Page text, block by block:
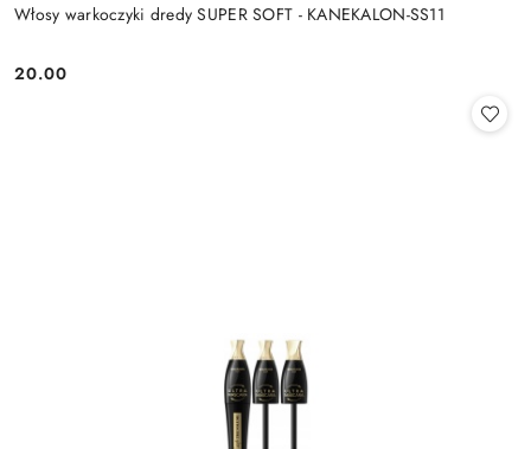
Włosy warkoczyki dredy SUPER SOFT - KANEKALON-SS11
Cena:
20.00